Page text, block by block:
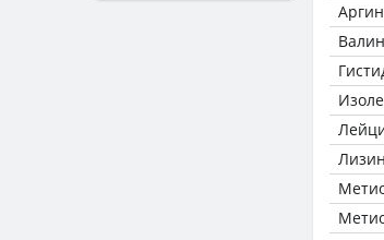
Валин
Лизин